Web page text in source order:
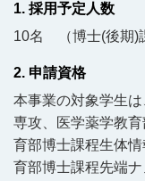
1. 採用予定人数
10名 （博士(後期)
2. 申請資格
本事業の対象学生
専攻、医学薬学教
育部博士課程生体
育部博士課程先端